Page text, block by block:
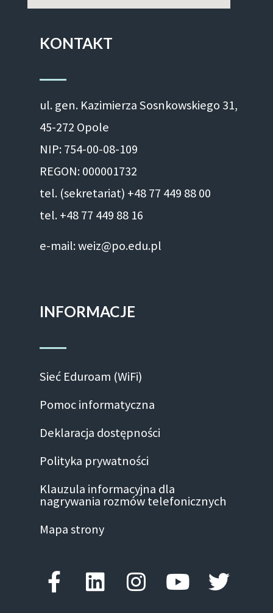
KONTAKT
ul. gen. Kazimierza Sosnkowskiego 31,
45-272 Opole
NIP: 754-00-08-109
REGON: 000001732
tel. (sekretariat) +48 77 449 88 00
tel. +48 77 449 88 16
e-mail: weiz@po.edu.pl
INFORMACJE
Sieć Eduroam (WiFi)
Pomoc informatyczna
Deklaracja dostępności
Polityka prywatności
Klauzula informacyjna dla
nagrywania rozmów telefonicznych
Mapa strony
Facebook-f
LinkedinInstagram
Youtube